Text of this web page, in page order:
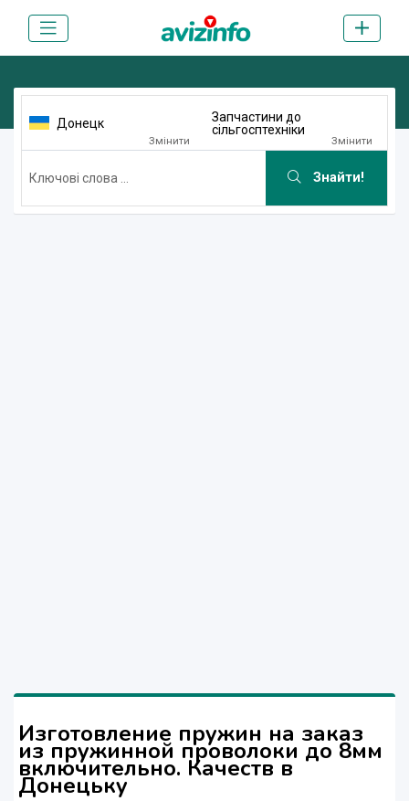
Донецк
Змінити
Запчастини до
сільгосптехніки
Змінити
Знайти!
Изготовление пружин на заказ
из пружинной проволоки до 8мм
включительно. Качеств в
Донецьку